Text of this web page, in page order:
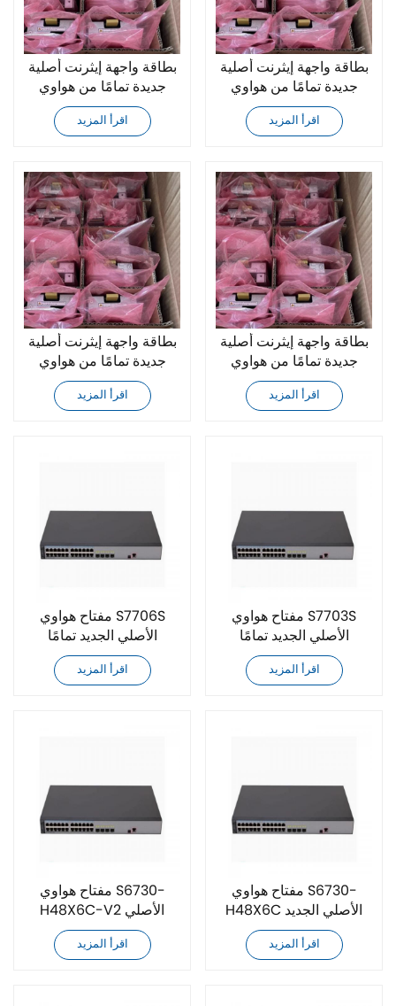
بطاقة واجهة إيثرنت أصلية
جديدة تمامًا من هواوي
LSS7X48SX6S0
اقرأ المزيد
بطاقة واجهة إيثرنت أصلية
جديدة تمامًا من هواوي
LSS7X24BX6S0
اقرأ المزيد
بطاقة واجهة إيثرنت أصلية
جديدة تمامًا من هواوي
LSS7G48SA1S0
اقرأ المزيد
بطاقة واجهة إيثرنت أصلية
جديدة تمامًا من هواوي
LSS7G48TA1S0
اقرأ المزيد
مفتاح هواوي S7706S
الأصلي الجديد تمامًا
اقرأ المزيد
مفتاح هواوي S7703S
الأصلي الجديد تمامًا
اقرأ المزيد
مفتاح هواوي S6730-
H48X6C-V2 الأصلي
الجديد تمامًا
اقرأ المزيد
مفتاح هواوي S6730-
H48X6C الأصلي الجديد
تمامًا
اقرأ المزيد